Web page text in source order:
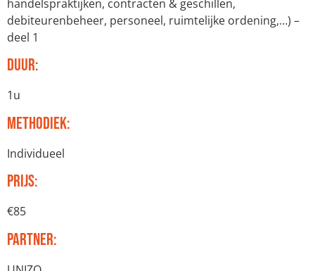
handelspraktijken, contracten & geschillen,
debiteurenbeheer, personeel, ruimtelijke ordening,…) –
deel 1
Duur:
1u
Methodiek:
Individueel
Prijs:
€85
Partner: